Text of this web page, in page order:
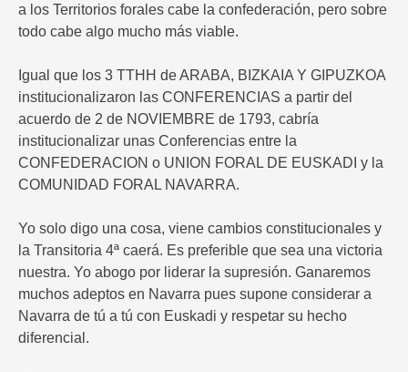
a los Territorios forales cabe la confederación, pero sobre
todo cabe algo mucho más viable.
Igual que los 3 TTHH de ARABA, BIZKAIA Y GIPUZKOA
institucionalizaron las CONFERENCIAS a partir del
acuerdo de 2 de NOVIEMBRE de 1793, cabría
institucionalizar unas Conferencias entre la
CONFEDERACION o UNION FORAL DE EUSKADI y la
COMUNIDAD FORAL NAVARRA.
Yo solo digo una cosa, viene cambios constitucionales y
la Transitoria 4ª caerá. Es preferible que sea una victoria
nuestra. Yo abogo por liderar la supresión. Ganaremos
muchos adeptos en Navarra pues supone considerar a
Navarra de tú a tú con Euskadi y respetar su hecho
diferencial.